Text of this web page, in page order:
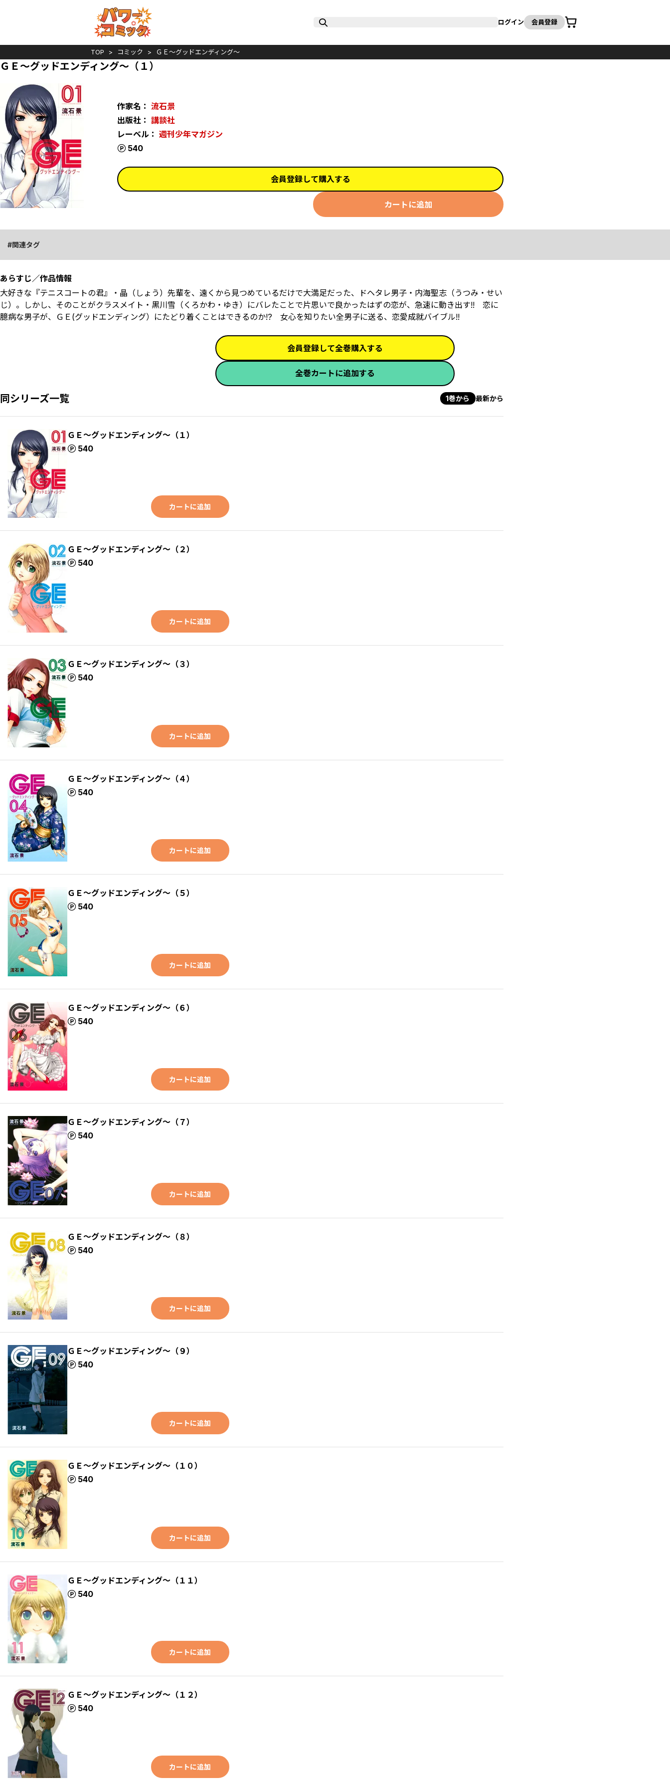
ログイン 会員登録
カート
TOP コミック ＧＥ～グッドエンディング～
ＧＥ～グッドエンディング～（１）
作家名： 流石景
出版社： 講談社
レーベル： 週刊少年マガジン
540
会員登録して購入する
カートに追加
関連タグ
あらすじ／作品情報
大好きな『テニスコートの君』・晶（しょう）先輩を、遠くから見つめているだけで大満足だった、ドヘタレ男子・内海聖志（うつみ・せい
じ）。しかし、そのことがクラスメイト・黒川雪（くろかわ・ゆき）にバレたことで片思いで良かったはずの恋が、急速に動き出す!! 恋に
臆病な男子が、ＧＥ(グッドエンディング）にたどり着くことはできるのか!? 女心を知りたい全男子に送る、恋愛成就バイブル!!
会員登録して全巻購入する
全巻カートに追加する
同シリーズ一覧 1巻から 最新から
ＧＥ～グッドエンディング～（１）
540
ポイント
カートに追加
ＧＥ～グッドエンディング～（２）
540
ポイント
カートに追加
ＧＥ～グッドエンディング～（３）
540
ポイント
カートに追加
ＧＥ～グッドエンディング～（４）
540
ポイント
カートに追加
ＧＥ～グッドエンディング～（５）
540
ポイント
カートに追加
ＧＥ～グッドエンディング～（６）
540
ポイント
カートに追加
ＧＥ～グッドエンディング～（７）
540
ポイント
カートに追加
ＧＥ～グッドエンディング～（８）
540
ポイント
カートに追加
ＧＥ～グッドエンディング～（９）
540
ポイント
カートに追加
ＧＥ～グッドエンディング～（１０）
540
ポイント
カートに追加
ＧＥ～グッドエンディング～（１１）
540
ポイント
カートに追加
ＧＥ～グッドエンディング～（１２）
540
ポイント
カートに追加